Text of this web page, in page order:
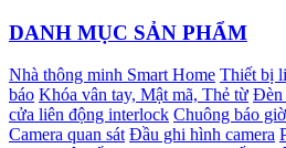
DANH MỤC SẢN PHẨM
Nhà thông minh Smart Home Thiết bị
báo Khóa vân tay, Mật mã, Thẻ từ Đèn
cửa liên động interlock Chuông báo
Camera quan sát Đầu ghi hình camera